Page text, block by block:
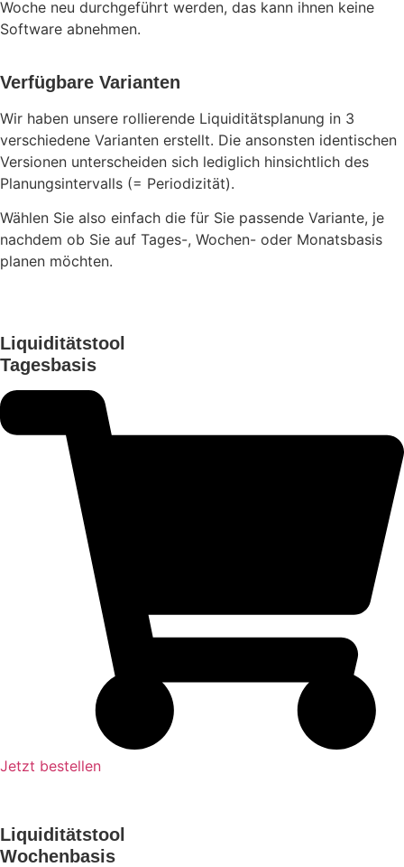
Woche neu durchgeführt werden, das kann ihnen keine
Software abnehmen.
Verfügbare Varianten
Wir haben unsere rollierende Liquiditätsplanung in 3
verschiedene Varianten erstellt. Die ansonsten identischen
Versionen unterscheiden sich lediglich hinsichtlich des
Planungsintervalls (= Periodizität).
Wählen Sie also einfach die für Sie passende Variante, je
nachdem ob Sie auf Tages-, Wochen- oder Monatsbasis
planen möchten.
Liquiditätstool
Tagesbasis
Jetzt bestellen
Liquiditätstool
Wochenbasis